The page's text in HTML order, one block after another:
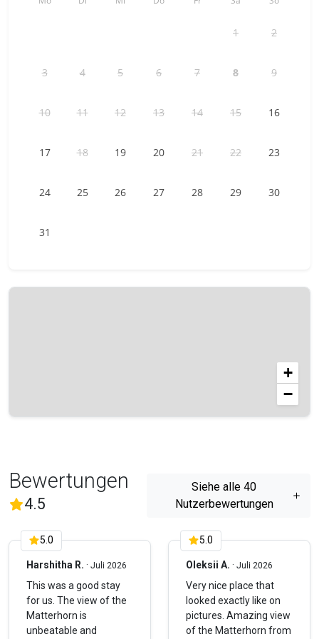
Motorisierte Fahrzeuge sind in Zermatt nicht erlaubt. Daher
Parkplatz in Täsch abstellen und von dort aus den Zug
Other things to note
und sind in der Reinigungsgebühr enthalten. Bitte achten
so schnell wie möglich zu reagieren.
1 2
3 4 5 6 7 8 9
10 11 12 13 14 15 16
17 18 19 20 21 22 23
24 25 26 27 28 29 30
31
+
−
Bewertungen
4.5(
Siehe alle 40
Nutzerbewertungen
5.0
Harshitha R. · Juli 2026
This was a good stay
for us. The view of the
Matterhorn is
unbeatable and
5.0
Oleksii A. · Juli 2026
Very nice place that
looked exactly like on
pictures. Amazing view
of the Matterhorn from